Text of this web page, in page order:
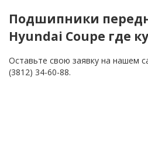
Подшипники
Hyundai Coupe где
Оставьте свою заявку на нашем
(3812) 34-60-88.